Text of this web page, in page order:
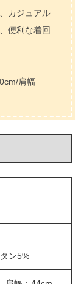
カジュアル
便利な着回
肩幅
ン5%